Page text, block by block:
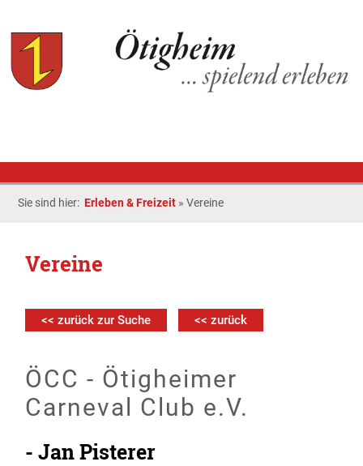
Sie sind hier: Erleben & Freizeit »Vereine
Vereine
<< zurück zur Suche << zurück
ÖCC - Ötigheimer
Carneval Club e.V.
- Jan Pisterer